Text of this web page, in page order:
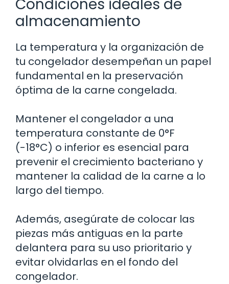
Condiciones ideales de
almacenamiento
La temperatura y la organización de
tu congelador desempeñan un papel
fundamental en la preservación
óptima de la carne congelada.
Mantener el congelador a una
temperatura constante de 0°F
(-18°C) o inferior es esencial para
prevenir el crecimiento bacteriano y
mantener la calidad de la carne a lo
largo del tiempo.
Además, asegúrate de colocar las
piezas más antiguas en la parte
delantera para su uso prioritario y
evitar olvidarlas en el fondo del
congelador.